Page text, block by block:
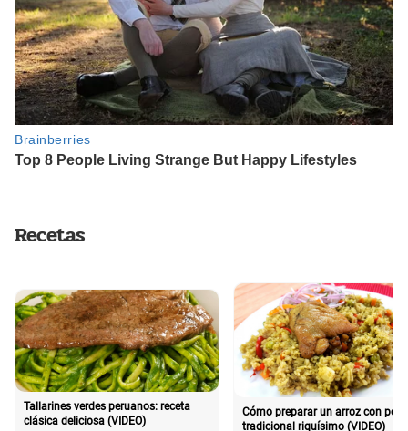
Recetas
Tallarines verdes peruanos: receta
clásica deliciosa (VIDEO)
Cómo preparar un arroz con pollo
tradicional riquísimo (VIDEO)